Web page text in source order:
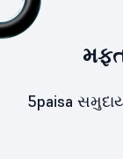
5paisa